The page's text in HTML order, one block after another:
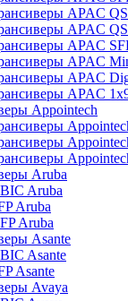
APAC
APAC
APAC
APAC
APAC
APAC
Appointech
Aruba
Aruba
Aruba
Aruba
Asante
Asante
Asante
Avaya